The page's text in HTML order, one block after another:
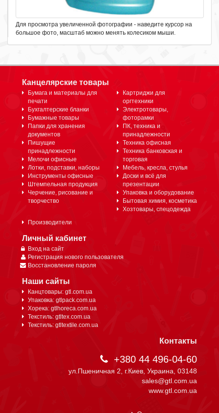
Для просмотра увеличенной фотографии - наведите курсор на
большое фото, масштаб можно менять колесиком мыши.
Канцелярские товары
Бумага и материалы для
печати
Бухгалтерские бланки
Бумажные товары
Папки для хранения
документов
Пишущие
принадлежности
Мелочи офисные
Лотки, подставки, наборы
Инструменты офисные
Штемпельная продукция
Черчение, рисование и
творчество
Картриджи для
оргтехники
Электротовары,
фоторамки
ПК, техника и
принадлежности
Техника офисная
Техника банковская и
торговая
Мебель, кресла, стулья
Доски и всё для
презентации
Упаковка и оборудование
Бытовая химия, косметика
Хозтовары, спецодежда
Производители
Личный кабинет
Вход на сайт
Регистрация нового пользователя
Восстановление пароля
Наши сайты
Канцтовары: gtl.com.ua
Упаковка: gtlpack.com.ua
Хорека: gtlhoreca.com.ua
Текстиль: gtltex.com.ua
Текстиль: gtltextile.com.ua
Контакты
+380 44 496-04-60
ул.Пшеничная 2, г.Киев, Украина, 03148
sales@gtl.com.ua
www.gtl.com.ua